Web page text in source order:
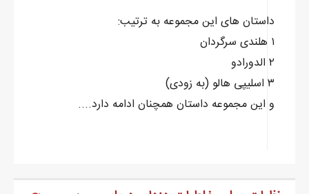
دستگیرش شده بود که افرادم در واقع سکوتم را برای او معنا می‌کردند.
سپس رو به رابین پاسخ داد:
- اوضاع جزیره اصلا خوب نیست! امیدوارم حداقل از غارت اخیرتون
باروت خوبی رو به جیب زده باشید! متاسفانه مجبورید منتظر مزد
غنائم‌تون بمونید و این... یه مقدار طول می‌کشه!
داستان های این مجموعه به ترتیب:
۱ هلندی سرگردان
۲ الدورادو
۳ اسلیپی هالو (به زودی)
و این مجموعه داستان همچنان ادامه دارد....